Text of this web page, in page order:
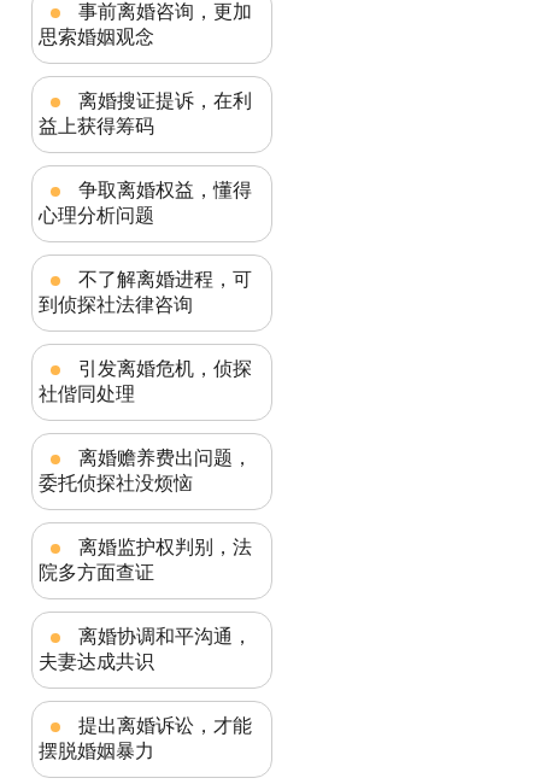
事前离婚咨询，更加
思索婚姻观念
离婚搜证提诉，在利
益上获得筹码
争取离婚权益，懂得
心理分析问题
不了解离婚进程，可
到侦探社法律咨询
引发离婚危机，侦探
社偕同处理
离婚赡养费出问题，
委托侦探社没烦恼
离婚监护权判别，法
院多方面查证
离婚协调和平沟通，
夫妻达成共识
提出离婚诉讼，才能
摆脱婚姻暴力